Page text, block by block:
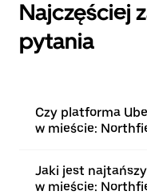
Najczęściej
pytania
Czy platforma
w mieście:
Jaki jest
w mieście: